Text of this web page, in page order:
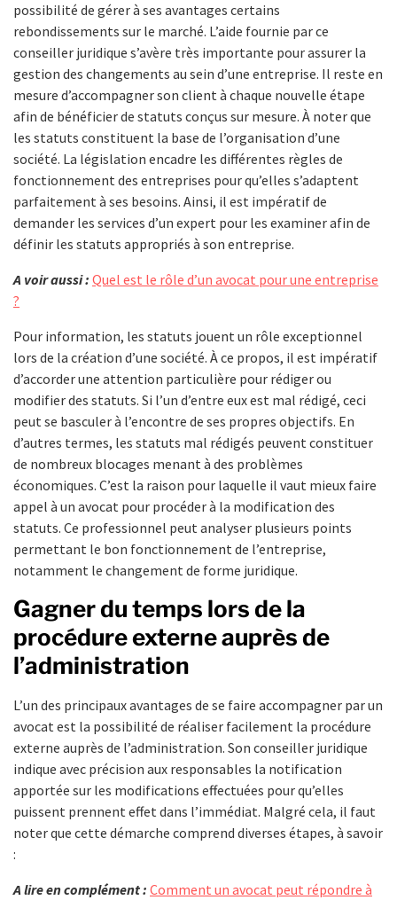
possibilité de gérer à ses avantages certains
rebondissements sur le marché. L’aide fournie par ce
conseiller juridique s’avère très importante pour assurer la
gestion des changements au sein d’une entreprise. Il reste en
mesure d’accompagner son client à chaque nouvelle étape
afin de bénéficier de statuts conçus sur mesure. À noter que
les statuts constituent la base de l’organisation d’une
société. La législation encadre les différentes règles de
fonctionnement des entreprises pour qu’elles s’adaptent
parfaitement à ses besoins. Ainsi, il est impératif de
demander les services d’un expert pour les examiner afin de
définir les statuts appropriés à son entreprise.
A voir aussi : Quel est le rôle d’un avocat pour une entreprise
?
Pour information, les statuts jouent un rôle exceptionnel
lors de la création d’une société. À ce propos, il est impératif
d’accorder une attention particulière pour rédiger ou
modifier des statuts. Si l’un d’entre eux est mal rédigé, ceci
peut se basculer à l’encontre de ses propres objectifs. En
d’autres termes, les statuts mal rédigés peuvent constituer
de nombreux blocages menant à des problèmes
économiques. C’est la raison pour laquelle il vaut mieux faire
appel à un avocat pour procéder à la modification des
statuts. Ce professionnel peut analyser plusieurs points
permettant le bon fonctionnement de l’entreprise,
notamment le changement de forme juridique.
Gagner du temps lors de la
procédure externe auprès de
l’administration
L’un des principaux avantages de se faire accompagner par un
avocat est la possibilité de réaliser facilement la procédure
externe auprès de l’administration. Son conseiller juridique
indique avec précision aux responsables la notification
apportée sur les modifications effectuées pour qu’elles
puissent prennent effet dans l’immédiat. Malgré cela, il faut
noter que cette démarche comprend diverses étapes, à savoir
:
A lire en complément : Comment un avocat peut répondre à